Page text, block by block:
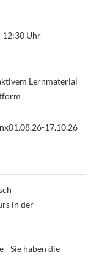
12:30 Uhr
Lernmaterial
17.10.26
in der
- Sie haben die